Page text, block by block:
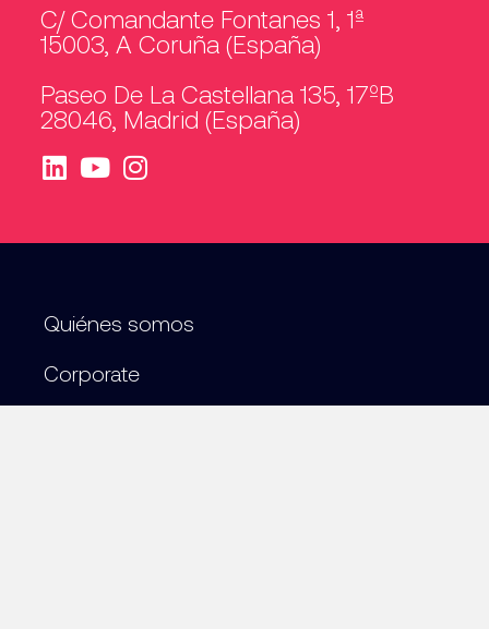
C/ Comandante Fontanes 1, 1ª
15003, A Coruña (España)
Paseo De La Castellana 135, 17ºB
28046, Madrid (España)
Quiénes somos
Corporate